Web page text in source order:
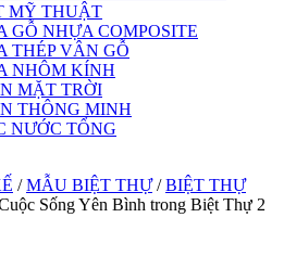
MỸ THUẬT
GỖ NHỰA COMPOSITE
THÉP VÂN GỖ
NHÔM KÍNH
MẶT TRỜI
THÔNG MINH
NƯỚC TỔNG
/MẪU BIỆT THỰ/BIỆT THỰ
Sống Yên Bình trong Biệt Thự 2